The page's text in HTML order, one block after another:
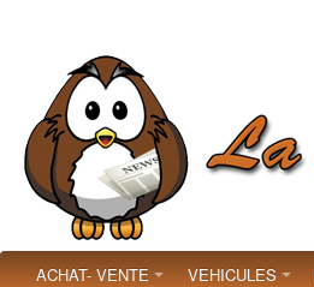
ACHAT- VENTE VEHICULES